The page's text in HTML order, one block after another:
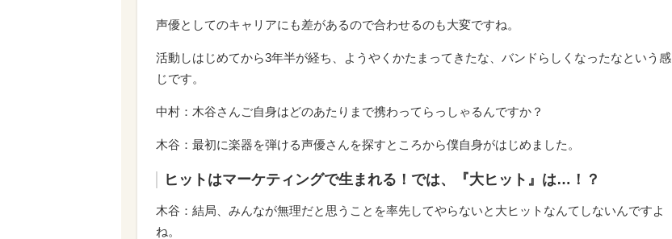
声優としてのキャリアにも差があるので合わせるのも大変ですね。
活動しはじめてから3年半が経ち、ようやくかたまってきたな、バンドらしくなったなという感
じです。
中村：木谷さんご自身はどのあたりまで携わってらっしゃるんですか？
木谷：最初に楽器を弾ける声優さんを探すところから僕自身がはじめました。
ヒットはマーケティングで生まれる！では、『大ヒット』は…！？
木谷：結局、みんなが無理だと思うことを率先してやらないと大ヒットなんてしないんですよ
ね。